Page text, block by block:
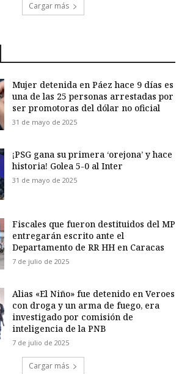
Cargar más
Mujer detenida en Páez hace 9 días es
una de las 25 personas arrestadas por
ser promotoras del dólar no oficial
31 de mayo de 2025
¡PSG gana su primera ‘orejona’ y hace
historia! Golea 5-0 al Inter
31 de mayo de 2025
Fiscales que fueron destituidos del MP
entregarán escrito ante el
Departamento de RR HH en Caracas
7 de julio de 2025
Alias «El Niño» fue detenido en Veroes
con droga y un arma de fuego, era
investigado por comisión de
inteligencia de la PNB
7 de julio de 2025
Cargar más